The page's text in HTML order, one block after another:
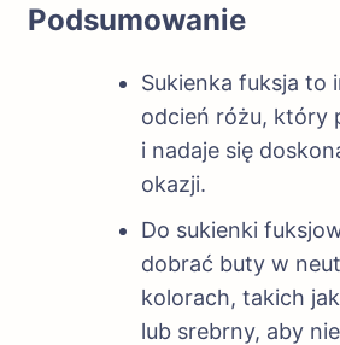
Podsumowanie
Sukienka fuksja to
odcień różu, który
i nadaje się
okazji.
Do sukienki
dobrać buty w
kolorach, takich
lub srebrny, aby